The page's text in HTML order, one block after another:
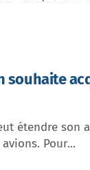
souhaite
étendre son
Pour...